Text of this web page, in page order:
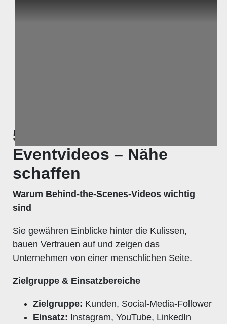
5. Behind-the-Scenes &
Eventvideos – Nähe
schaffen
Warum Behind-the-Scenes-Videos wichtig
sind
Sie gewähren Einblicke hinter die Kulissen,
bauen Vertrauen auf und zeigen das
Unternehmen von einer menschlichen Seite.
Zielgruppe & Einsatzbereiche
Zielgruppe: Kunden, Social-Media-Follower
Einsatz: Instagram, YouTube, LinkedIn